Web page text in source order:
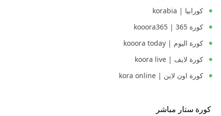
كورابيا | korabia
كورة 365 | kooora365
كورة اليوم | kooora today
كورة لايف | koora live
كورة اون لاين | kora online
كورة ستار مباشر